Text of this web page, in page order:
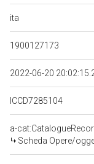
ita
1900127173
2022-06-20
ICCD7285104
a-
Scheda Opere/